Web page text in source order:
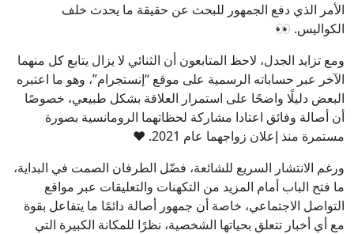
الأمر الذي دفع الجمهور للبحث عن حقيقة ما يحدث خلف
الكواليس. 👀
ومع تزايد الجدل، لاحظ المتابعون أن الثنائي لا يزال يتابع كل منهما
الآخر عبر حساباته الرسمية على موقع “إنستجرام”، وهو ما اعتبره
البعض دليلًا واضحًا على استمرار العلاقة بشكل طبيعي، خصوصًا
أن أصالة وفائق اعتادا مشاركة لحظاتهما الرومانسية بصورة
مستمرة منذ إعلان زواجهما عام 2021. ❤️
ورغم الانتشار السريع للشائعة، فضّل الطرفان الصمت في البداية،
ما فتح الباب أمام المزيد من التكهنات والتعليقات عبر مواقع
التواصل الاجتماعي، خاصة أن جمهور أصالة دائمًا ما يتفاعل بقوة
مع أي أخبار تتعلق بحياتها الشخصية، نظرًا للمكانة الكبيرة التي